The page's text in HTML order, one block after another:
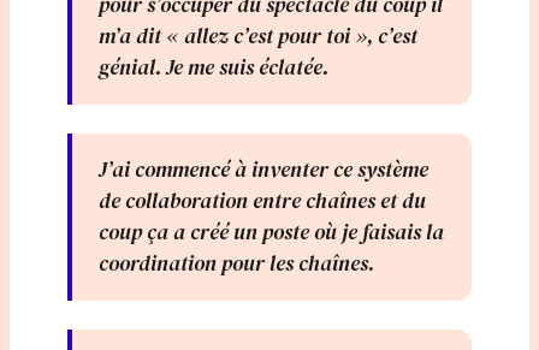
m’a dit « allez c’est pour toi », c’est
génial. Je me suis éclatée.
J’ai commencé à inventer ce système
de collaboration entre chaînes et du
coup ça a créé un poste où je faisais la
coordination pour les chaînes.